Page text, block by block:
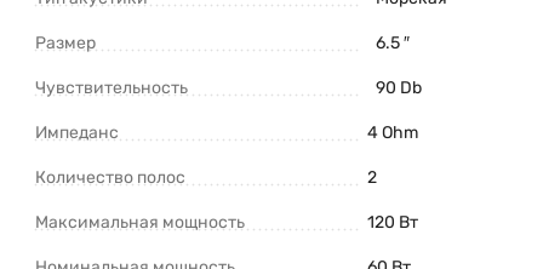
Размер 6.5 ″
Чувствительность 90 Db
Импеданс 4 Ohm
Количество полос 2
Максимальная мощность 120 Вт